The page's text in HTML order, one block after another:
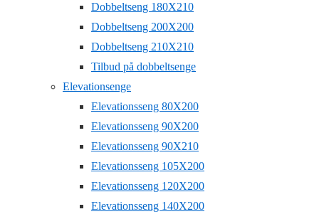
Dobbeltseng 180X210
Dobbeltseng 200X200
Dobbeltseng 210X210
Tilbud på dobbeltsenge
Elevationsenge
Elevationsseng 80X200
Elevationsseng 90X200
Elevationsseng 90X210
Elevationsseng 105X200
Elevationsseng 120X200
Elevationsseng 140X200